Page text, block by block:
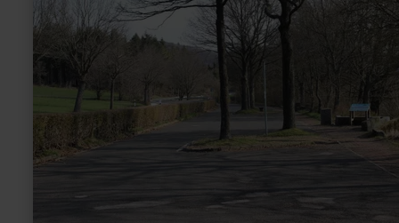
Wanderparkplatz
Kierberg
Steckenborn